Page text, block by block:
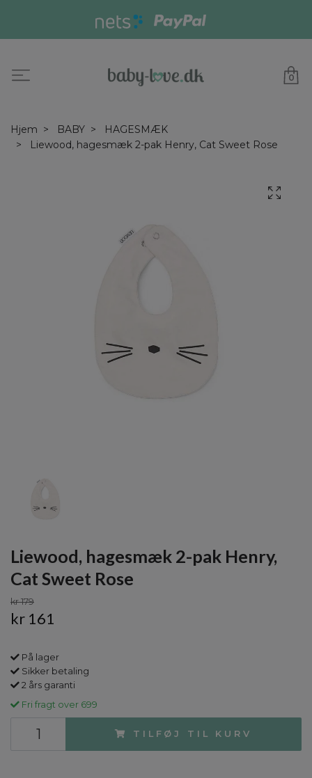
0
Hjem BABY
HAGESMÆK
Liewood, hagesmæk 2-pak Henry, Cat Sweet Rose
Liewood, hagesmæk 2-pak Henry,
Cat Sweet Rose
kr 179
kr 161
På lager
Sikker betaling
2 års garanti
Fri fragt over 699
TILFØJ TIL KURV